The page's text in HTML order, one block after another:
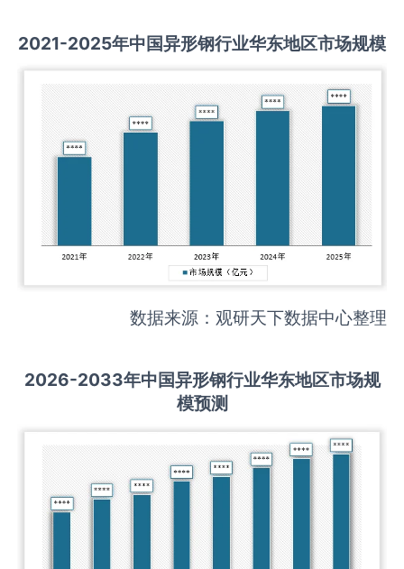
2021-2025年中国异形钢行业华东地区市场规模
数据来源：观研天下数据中心整理
2026-2033年中国异形钢行业华东地区市场规
模预测